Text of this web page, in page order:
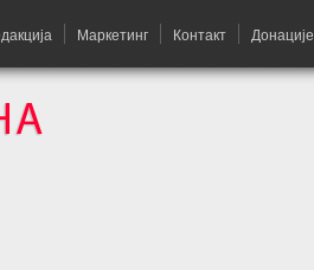
Маркетинг Контакт Донације